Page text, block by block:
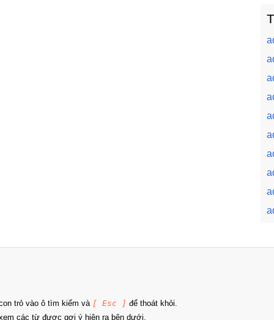
trỏ vào ô tìm kiếm và [ Esc ] để thoát khỏi.
các từ được gợi ý hiện ra bên dưới.